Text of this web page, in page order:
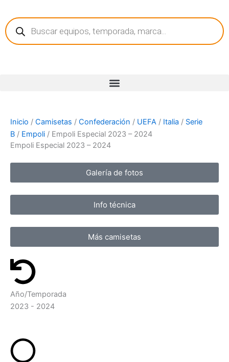
contenido
Búsqueda
de
productos
Inicio / Camisetas / Confederación / UEFA / Italia / Serie
B / Empoli / Empoli Especial 2023 – 2024
Empoli Especial 2023 – 2024
Galería de fotos
Info técnica
Más camisetas
Año/Temporada
2023 - 2024